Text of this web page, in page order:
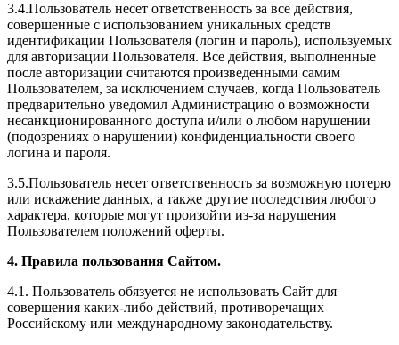
3.4.Пользователь несет ответственность за все действия,
совершенные с использованием уникальных средств
идентификации Пользователя (логин и пароль), используемых
для авторизации Пользователя. Все действия, выполненные
после авторизации считаются произведенными самим
Пользователем, за исключением случаев, когда Пользователь
предварительно уведомил Администрацию о возможности
несанкционированного доступа и/или о любом нарушении
(подозрениях о нарушении) конфиденциальности своего
логина и пароля.
3.5.Пользователь несет ответственность за возможную потерю
или искажение данных, а также другие последствия любого
характера, которые могут произойти из-за нарушения
Пользователем положений оферты.
4. Правила пользования Сайтом.
4.1. Пользователь обязуется не использовать Сайт для
совершения каких-либо действий, противоречащих
Российскому или международному законодательству.